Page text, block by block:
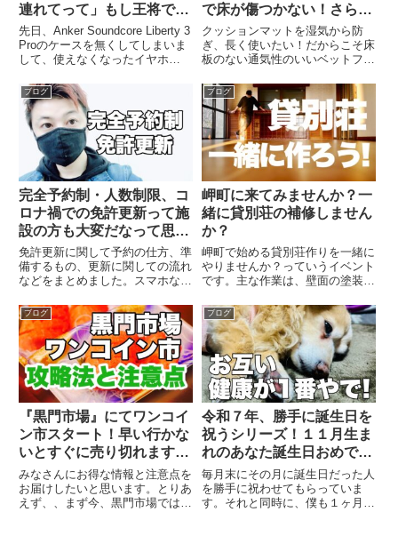
連れてって」もし王将で働
いている人がいたら教え
て！
先日、Anker Soundcore Liberty 3
Proのケースを無くしてしまいま
して、使えなくなったイヤホ
チラシを発見！イヤホンがスタン
プ50個で貰えるっていうやない
か！王将ファンとしては欲しい！
あと7個。
で床が傷つかない！さらに
通気性が高くマットレスが
長持ち！
クッションマットを湿気から防
ぎ、長く使いたい！だからこそ床
板のない通気性のいいベットフレ
を防止するために全面設置型。ベ
ット下は15cmくらいあるので、
収納ケースがあれば収納も可能。
ブログ
完全予約制・人数制限、コ
ロナ禍での免許更新って施
設の方も大変だなって思っ
た瞬間。
免許更新に関して予約の仕方、準
備するもの、更新に関しての流れ
などをまとめました。スマホなど
しくなっているので、要チェック
です。
ブログ
岬町に来てみませんか？一
緒に貸別荘の補修しません
か？
岬町で始める貸別荘作りを一緒に
やりませんか？っていうイベント
です。主な作業は、壁面の塗装！
という作業です。
ブログ
『黒門市場』にてワンコイ
ン市スタート！早い行かな
いとすぐに売り切れますの
でご注意ください！
みなさんにお得な情報と注意点を
お届けしたいと思います。とりあ
えず、、まず今、黒門市場では、
ブログ
令和７年、勝手に誕生日を
祝うシリーズ！１１月生ま
れのあなた誕生日おめでと
う♪
毎月末にその月に誕生日だった人
を勝手に祝わせてもらっていま
す。それと同時に、僕も１ヶ月の